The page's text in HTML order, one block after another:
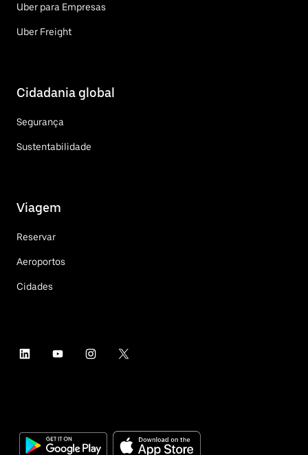
Uber para Empresas
Uber Freight
Cidadania global
Segurança
Sustentabilidade
Viagem
Reservar
Aeroportos
Cidades